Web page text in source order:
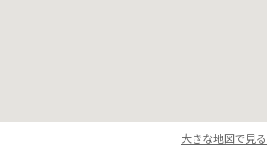
を見せてくれるのも、長崎新地中華街の魅
大きな地図で見る